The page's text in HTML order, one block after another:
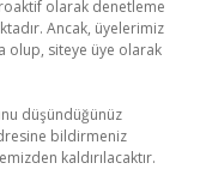
olarak denetleme
Ancak, üyelerimiz
olup, siteye üye olarak
düşündüğünüz
bildirmeniz
kaldırılacaktır.